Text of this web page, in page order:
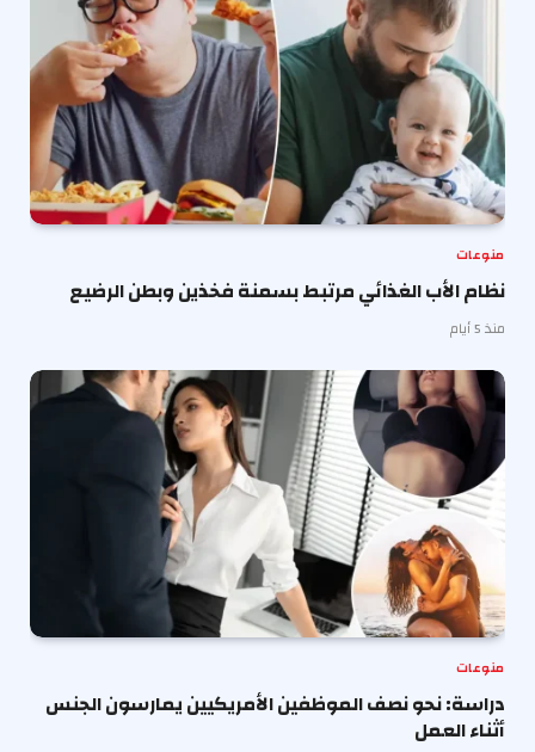
منوعات
نظام الأب الغذائي مرتبط بسمنة فخذين وبطن الرضيع
منذ 5 أيام
منوعات
دراسة: نحو نصف الموظفين الأمريكيين يمارسون الجنس
أثناء العمل